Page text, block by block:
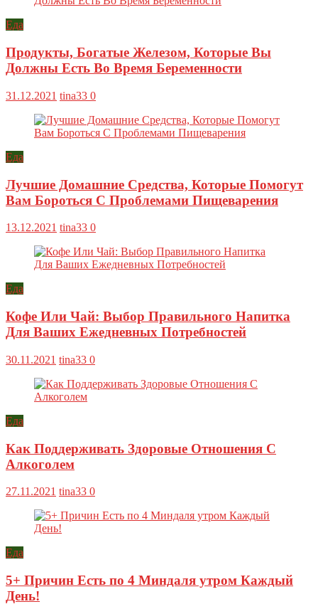
Еда
Продукты, Богатые Железом, Которые Вы
Должны Есть Во Время Беременности
31.12.2021 tina33 0
Еда
Лучшие Домашние Средства, Которые Помогут
Вам Бороться С Проблемами Пищеварения
13.12.2021 tina33 0
Еда
Кофе Или Чай: Выбор Правильного Напитка
Для Ваших Ежедневных Потребностей
30.11.2021 tina33 0
Еда
Как Поддерживать Здоровые Отношения С
Алкоголем
27.11.2021 tina33 0
Еда
5+ Причин Есть по 4 Миндаля утром Каждый
День!